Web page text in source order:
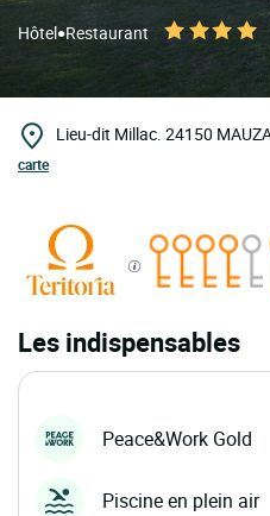
Hôtel•Restaurant
Lieu-dit Millac. 24150
carte
Les indispensables
Peace&Work Gold
Piscine en plein air